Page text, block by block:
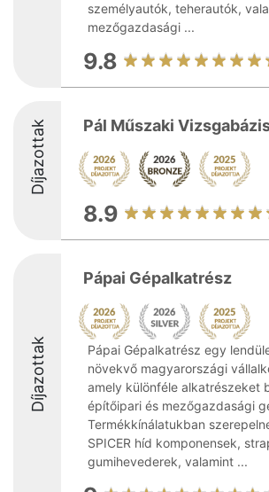
személyautók, teherautók,
mezőgazdasági ...
9.8
Díjazottak Pál Műszaki
8.9
Díjazottak
Pápai Gépalkatrész
Pápai Gépalkatrész egy
növekvő magyarországi
amely különféle alkatrészeket
építőipari és mezőgazdasági
Termékkínálatukban
SPICER híd komponensek,
gumihevederek, valamint ...